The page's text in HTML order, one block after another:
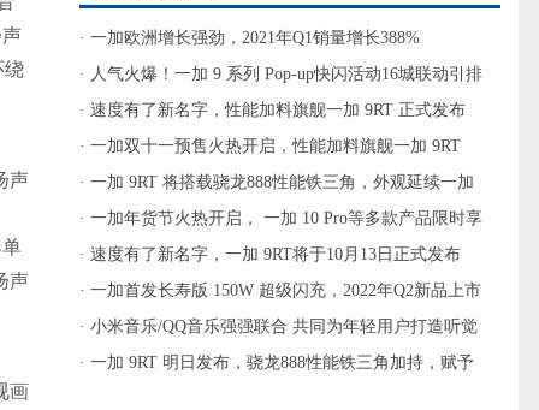
绕
声
声
画
· 一加欧洲增长强劲，2021年Q1销量增长388%
· 人气火爆！一加 9 系列 Pop-up快闪活动16城联动引排
队热潮
· 速度有了新名字，性能加料旗舰一加 9RT 正式发布
· 一加双十一预售火热开启，性能加料旗舰一加 9RT
3199元起
· 一加 9RT 将搭载骁龙888性能铁三角，外观延续一加
质感设计
· 一加年货节火热开启， 一加 10 Pro等多款产品限时享
新春好礼
· 速度有了新名字，一加 9RT将于10月13日正式发布
· 一加首发长寿版 150W 超级闪充，2022年Q2新品上市
搭载
· 小米音乐/QQ音乐强强联合 共同为年轻用户打造听觉
盛宴
· 一加 9RT 明日发布，骁龙888性能铁三角加持，赋予